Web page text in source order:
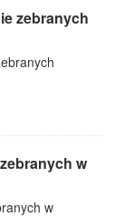
zebranych
w
w